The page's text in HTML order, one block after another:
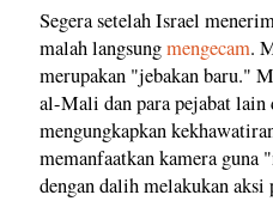
Segera setelah Israel
malah langsungmengecam.
merupakan "jebakan baru."
al-Mali dan para pejabat lain
mengungkapkan
memanfaatkan kamera guna
dengan dalih melakukan aksi